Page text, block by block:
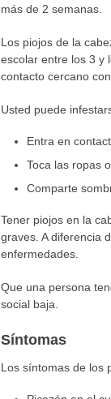
más de 2 semanas.
Los piojos de la
escolar entre los 3 y
contacto cercano
Usted puede
Entra en
Toca las ropas
Comparte
Tener piojos en la
graves. A diferencia
enfermedades.
Que una persona
social baja.
Síntomas
Los síntomas de los